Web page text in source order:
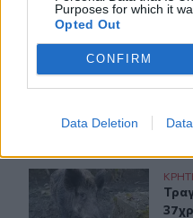
Purposes for which it
Opted Out
CONFIRM
Data Deletion
ΣΧΕΤΙΚA AΡΘΡΑ
Τραγωδία στην